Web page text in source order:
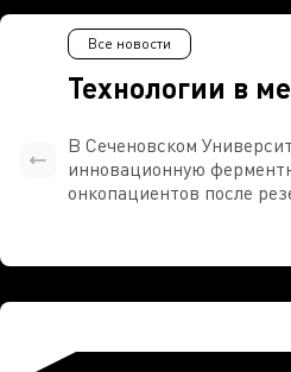
Технологии в
Все новости
В Сеченовском
инновационную
онкопациентов после